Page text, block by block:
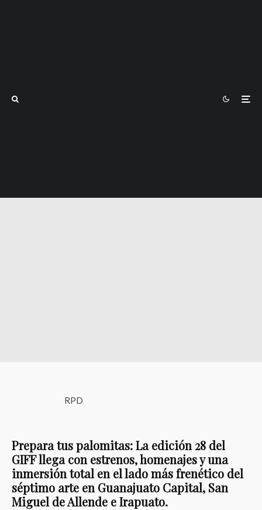
RPD
Prepara tus palomitas: La edición 28 del
GIFF llega con estrenos, homenajes y una
inmersión total en el lado más frenético del
séptimo arte en Guanajuato Capital, San
Miguel de Allende e Irapuato.